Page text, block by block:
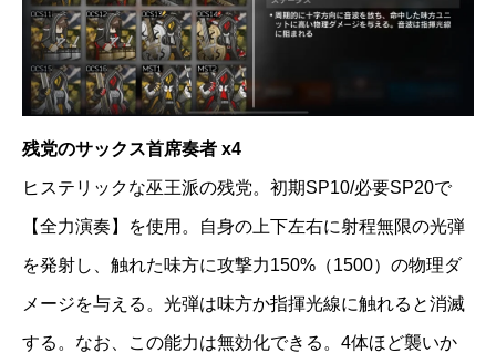
残党のサックス首席奏者 x4
ヒステリックな巫王派の残党。初期SP10/必要SP20で
【全力演奏】を使用。自身の上下左右に射程無限の光弾
を発射し、触れた味方に攻撃力150%（1500）の物理ダ
メージを与える。光弾は味方か指揮光線に触れると消滅
する。なお、この能力は無効化できる。4体ほど襲いか